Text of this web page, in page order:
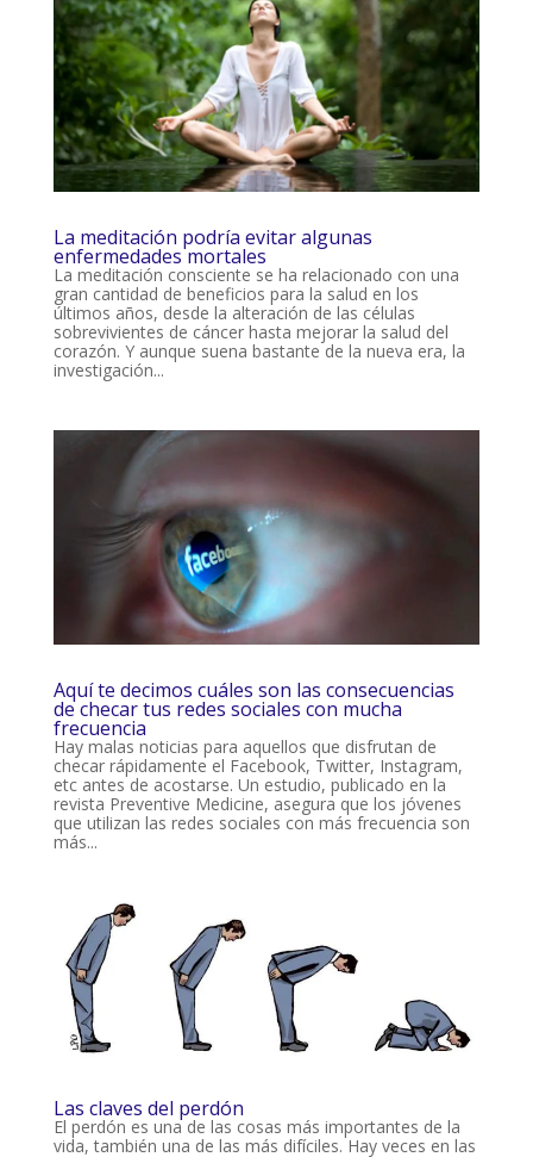
La meditación podría evitar algunas
enfermedades mortales
La meditación consciente se ha relacionado con una
gran cantidad de beneficios para la salud en los
últimos años, desde la alteración de las células
sobrevivientes de cáncer hasta mejorar la salud del
corazón. Y aunque suena bastante de la nueva era, la
investigación...
Aquí te decimos cuáles son las consecuencias
de checar tus redes sociales con mucha
frecuencia
Hay malas noticias para aquellos que disfrutan de
checar rápidamente el Facebook, Twitter, Instagram,
etc antes de acostarse. Un estudio, publicado en la
revista Preventive Medicine, asegura que los jóvenes
que utilizan las redes sociales con más frecuencia son
más...
Las claves del perdón
El perdón es una de las cosas más importantes de la
vida, también una de las más difíciles. Hay veces en las